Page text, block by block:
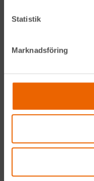
Statistik
Marknadsföring
LinkedIn
Våra maskiner